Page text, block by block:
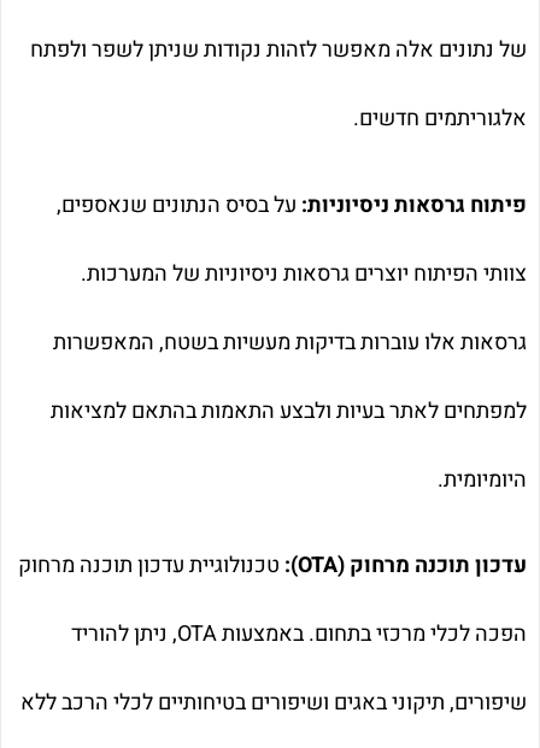
של נתונים אלה מאפשר לזהות נקודות שניתן לשפר ולפתח
אלגוריתמים חדשים.
פיתוח גרסאות ניסיוניות: על בסיס הנתונים שנאספים,
צוותי הפיתוח יוצרים גרסאות ניסיוניות של המערכות.
גרסאות אלו עוברות בדיקות מעשיות בשטח, המאפשרות
למפתחים לאתר בעיות ולבצע התאמות בהתאם למציאות
היומיומית.
עדכון תוכנה מרחוק (OTA): טכנולוגיית עדכון תוכנה מרחוק
הפכה לכלי מרכזי בתחום. באמצעות OTA, ניתן להוריד
שיפורים, תיקוני באגים ושיפורים בטיחותיים לכלי הרכב ללא